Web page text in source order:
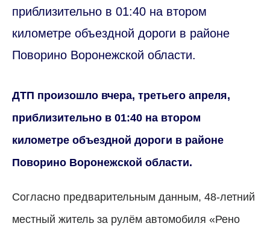
приблизительно в 01:40 на втором
километре объездной дороги в районе
Поворино Воронежской области.
ДТП произошло вчера, третьего апреля,
приблизительно в 01:40 на втором
километре объездной дороги в районе
Поворино Воронежской области.
Согласно предварительным данным, 48-летний
местный житель за рулём автомобиля «Рено